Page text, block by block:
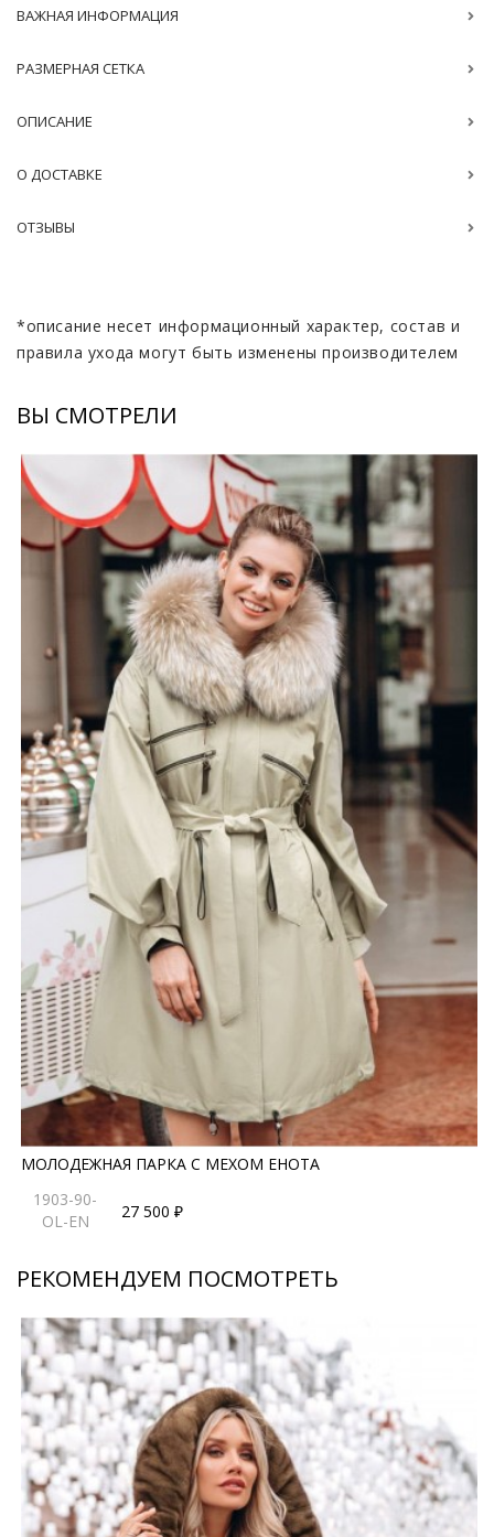
ВАЖНАЯ ИНФОРМАЦИЯ
РАЗМЕРНАЯ СЕТКА
ОПИСАНИЕ
О ДОСТАВКЕ
ОТЗЫВЫ
*описание несет информационный характер, состав и
правила ухода могут быть изменены производителем
ВЫ СМОТРЕЛИ
МОЛОДЕЖНАЯ ПАРКА С МЕХОМ ЕНОТА
1903-90-
OL-EN
27 500 ₽
РЕКОМЕНДУЕМ ПОСМОТРЕТЬ